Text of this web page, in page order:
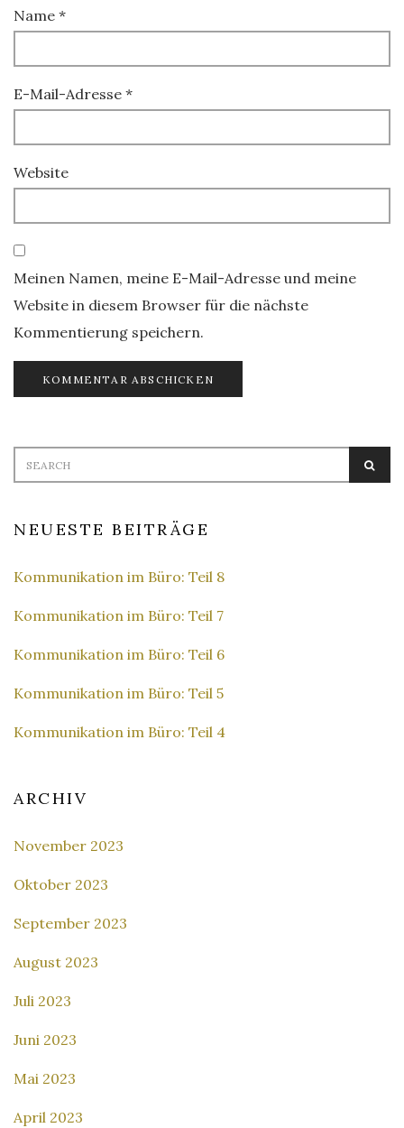
Name *
E-Mail-Adresse *
Website
Meinen Namen, meine E-Mail-Adresse und meine
Website in diesem Browser für die nächste
Kommentierung speichern.
Search
for:
NEUESTE BEITRÄGE
Kommunikation im Büro: Teil 8
Kommunikation im Büro: Teil 7
Kommunikation im Büro: Teil 6
Kommunikation im Büro: Teil 5
Kommunikation im Büro: Teil 4
ARCHIV
November 2023
Oktober 2023
September 2023
August 2023
Juli 2023
Juni 2023
Mai 2023
April 2023